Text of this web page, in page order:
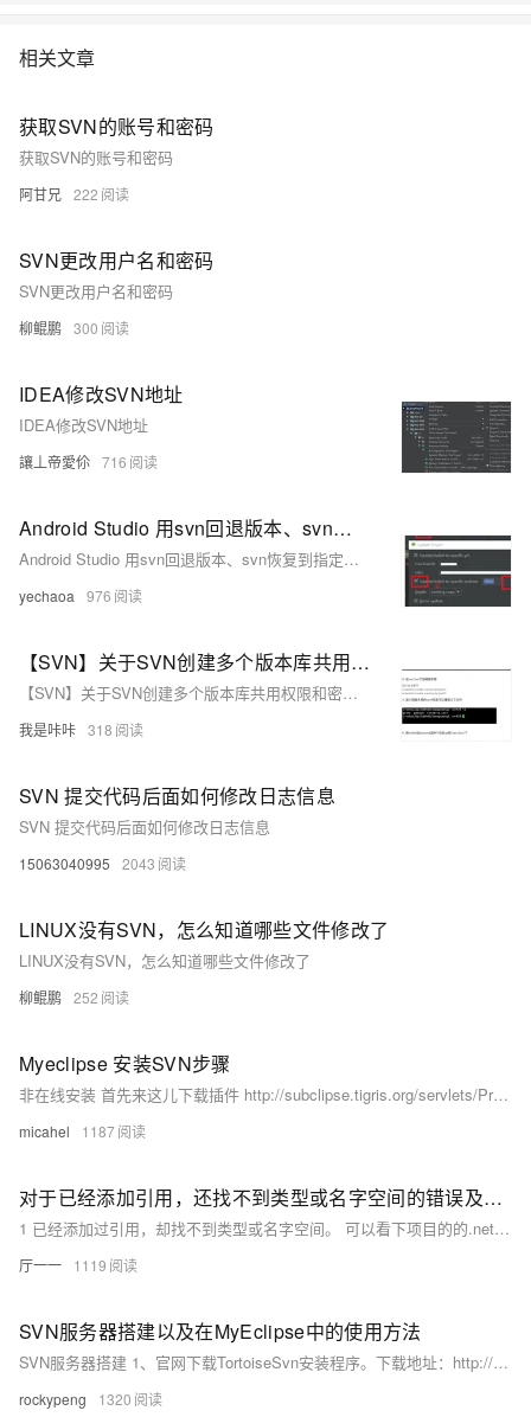
相关文章
获取SVN的账号和密码
获取SVN的账号和密码
阿甘兄 222
SVN更改用户名和密码
SVN更改用户名和密码
柳鲲鹏 300
IDEA修改SVN地址
IDEA修改SVN地址
讓丄帝愛伱 716
Android Studio 用svn回退版本、svn恢复到指定版本、一键恢复 撤回修改
Android Studio 用svn回退版本、svn恢复到指定版本、一键恢复 撤回修改
yechaoa 976
【SVN】关于SVN创建多个版本库共用权限和密码并且设置钩子同步web目录
【SVN】关于SVN创建多个版本库共用权限和密码并且设置钩子同步web目录
我是咔咔 318
SVN 提交代码后面如何修改日志信息
SVN 提交代码后面如何修改日志信息
15063040995 2043
LINUX没有SVN，怎么知道哪些文件修改了
LINUX没有SVN，怎么知道哪些文件修改了
柳鲲鹏 252
Myeclipse 安装SVN步骤
非在线安装 首先来这儿下载插件 http://subclipse.tigris.org/servlets/ProjectDocumentList?folderID=2240 找个最新的下载 解压到对应的位置,当然是你电脑上svn的安装路径,最后把site-1.
micahel 1187
对于已经添加引用，还找不到类型或名字空间的错误及svn客户端清除用户帐号密码
1 已经添加过引用，却找不到类型或名字空间。 可以看下项目的的.net framework版本是否一致。 项目（例如类库项目）右键（vs解决方案资源管理器）——》属性——》应用程序——》目标框架。 也就是检查一下引用项目与被引用项目的目标框架是否版本一致。
厅一一 1119
SVN服务器搭建以及在MyEclipse中的使用方法
SVN服务器搭建 1、官网下载TortoiseSvn安装程序。下载地址：http://tortoisesvn.net/downloads.html 2、傻瓜式安装。
rockypeng 1320